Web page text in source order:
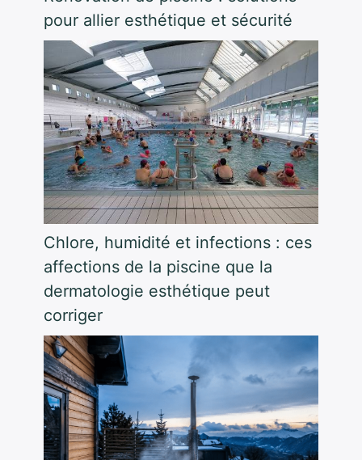
pour allier esthétique et sécurité
Chlore, humidité et infections : ces
affections de la piscine que la
dermatologie esthétique peut
corriger